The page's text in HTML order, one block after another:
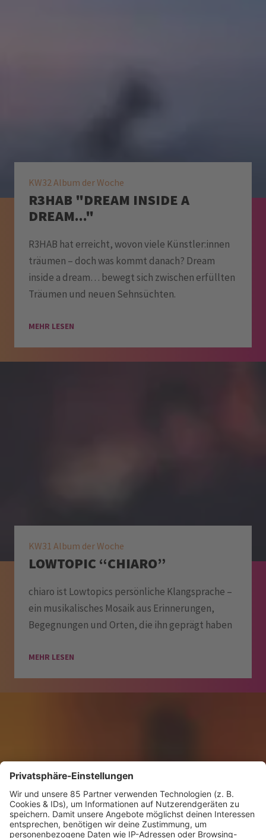
KW32 Album der Woche
R3HAB "DREAM INSIDE A
DREAM..."
R3HAB hat erreicht, wovon viele Künstler:innen
träumen – doch was kommt danach? Dream
inside a dream… bewegt sich zwischen erfüllten
Träumen und neuen Sehnsüchten.
MEHR LESEN
KW31 Album der Woche
LOWTOPIC “CHIARO”
chiaro ist Lowtopics persönliche Klangsprache –
ein musikalisches Mosaik aus Erinnerungen,
Begegnungen und Orten, die ihn geprägt haben
MEHR LESEN